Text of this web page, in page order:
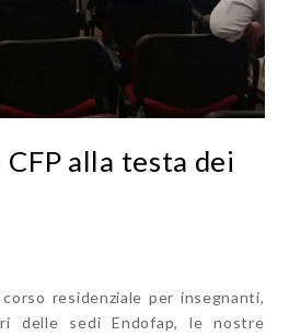
alla testa dei
residenziale per insegnanti,
delle sedi Endofap, le nostre